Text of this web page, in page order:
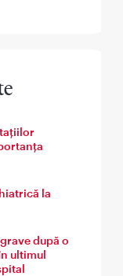
la
după o
ultimul